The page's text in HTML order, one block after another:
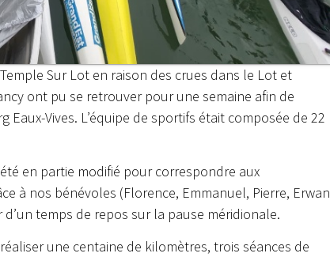
Sur Lot en raison des crues dans le Lot et
ont pu se retrouver pour une semaine afin de
Vives. L’équipe de sportifs était composée de 22
en partie modifié pour correspondre aux
à nos bénévoles (Florence, Emmanuel, Pierre, Erwan
temps de repos sur la pause méridionale.
une centaine de kilomètres, trois séances de